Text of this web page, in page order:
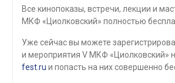
Все кинопоказы, встречи, лекции и
МКФ «Циолковский» полностью
Уже сейчас вы можете
и мероприятия V МКФ «Циолковский»
fest.ru и попасть на них совершенно